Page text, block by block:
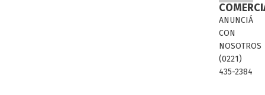
ANUNCIÁ
CON
NOSOTROS
(0221)
435-2384